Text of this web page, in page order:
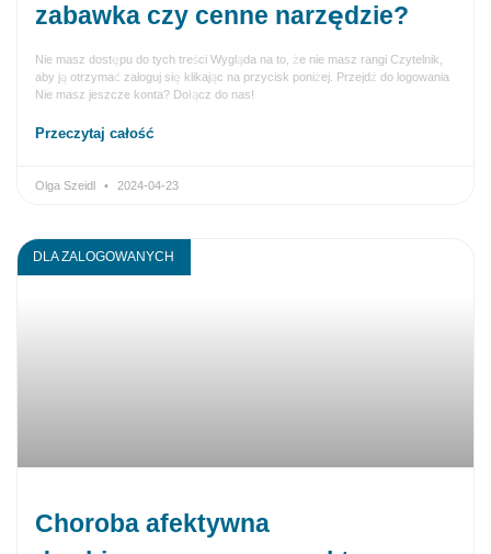
zabawka czy cenne narzędzie?
Nie masz dostępu do tych treści Wygląda na to, że nie masz rangi Czytelnik,
aby ją otrzymać zaloguj się klikając na przycisk poniżej. Przejdź do logowania
Nie masz jeszcze konta? Dołącz do nas!
Przeczytaj całość
Olga Szeidl 2024-04-23
DLA ZALOGOWANYCH
Choroba afektywna